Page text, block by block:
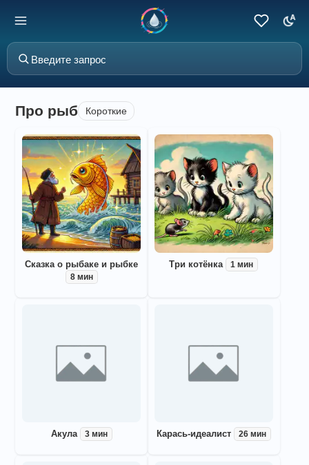
Про рыб Короткие
Сказка о рыбаке и рыбке
8 мин
Три котёнка 1 мин
Акула 3 мин Карась-идеалист 26 мин